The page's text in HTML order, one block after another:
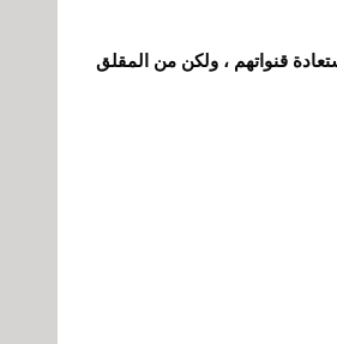
قنواتهم ، ولكن من المقلق